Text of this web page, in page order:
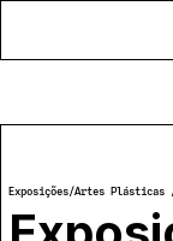
Notícias
Exposições/Artes Plásticas